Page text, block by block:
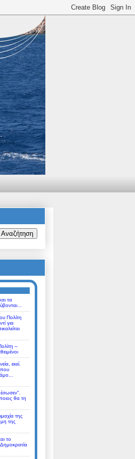
τα
Πολίτη
για
–
εκεί.
θα τη
της
της
το